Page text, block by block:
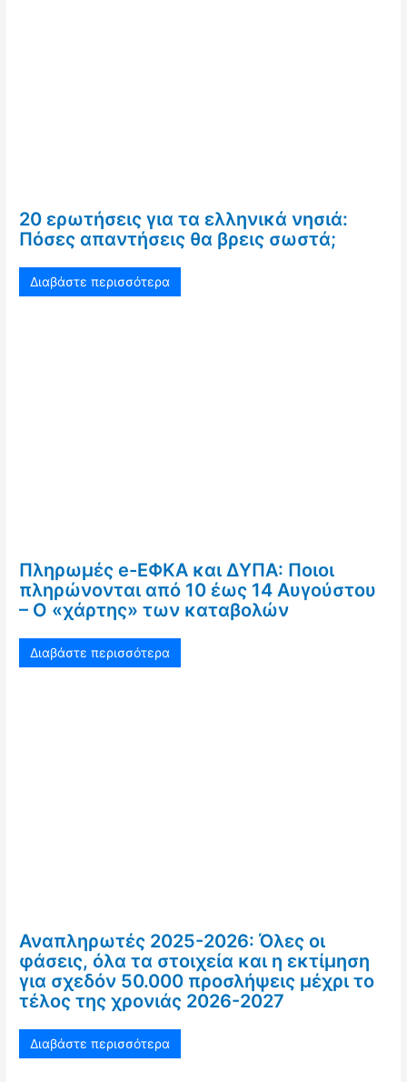
20 ερωτήσεις για τα ελληνικά νησιά:
Πόσες απαντήσεις θα βρεις σωστά;
Διαβάστε περισσότερα
Πληρωμές e-ΕΦΚΑ και ΔΥΠΑ: Ποιοι
πληρώνονται από 10 έως 14 Αυγούστου
– Ο «χάρτης» των καταβολών
Διαβάστε περισσότερα
Αναπληρωτές 2025-2026: Όλες οι
φάσεις, όλα τα στοιχεία και η εκτίμηση
για σχεδόν 50.000 προσλήψεις μέχρι το
τέλος της χρονιάς 2026-2027
Διαβάστε περισσότερα